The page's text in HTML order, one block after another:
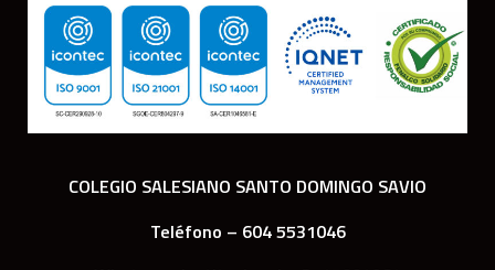
COLEGIO SALESIANO SANTO DOMINGO SAVIO
Teléfono – 604 5531046